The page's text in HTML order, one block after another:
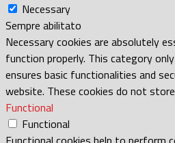
Necessary
Sempre abilitato
Necessary cookies are absolutely
function properly. This category
ensures basic functionalities and
website. These cookies do not
Functional
Functional